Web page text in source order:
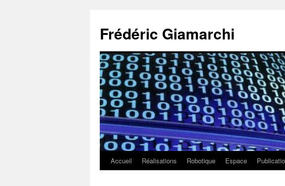
contenu
Frédéric Giamarchi
Accueil Réalisations Robotique Espace